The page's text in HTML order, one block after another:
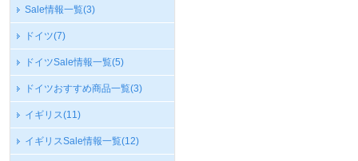
Sale情報一覧(3)
ドイツ(7)
ドイツSale情報一覧(5)
ドイツおすすめ商品一覧(3)
イギリス(11)
イギリスSale情報一覧(12)